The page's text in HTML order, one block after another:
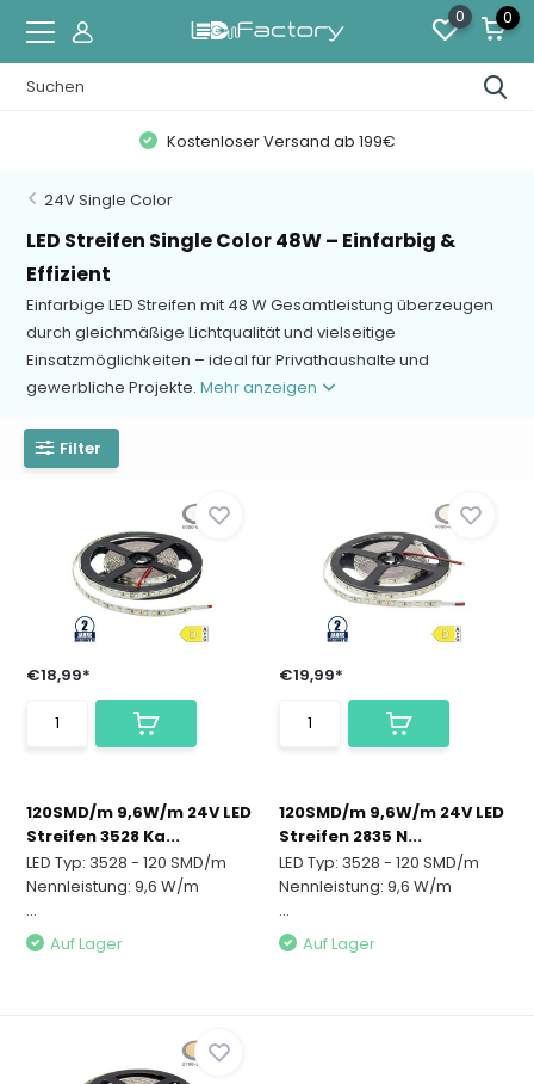
0 0
Kostenloser Versand ab 199€
24V Single Color
LED Streifen Single Color 48W – Einfarbig &
Effizient
Einfarbige LED Streifen mit 48 W Gesamtleistung überzeugen
durch gleichmäßige Lichtqualität und vielseitige
Einsatzmöglichkeiten – ideal für Privathaushalte und
gewerbliche Projekte.Mehr anzeigen
Filter
€18,99*
120SMD/m 9,6W/m 24V LED
Streifen 3528 Ka...
LED Typ: 3528 - 120 SMD/m
Nennleistung: 9,6 W/m
...
Auf Lager
€19,99*
120SMD/m 9,6W/m 24V LED
Streifen 2835 N...
LED Typ: 3528 - 120 SMD/m
Nennleistung: 9,6 W/m
...
Auf Lager